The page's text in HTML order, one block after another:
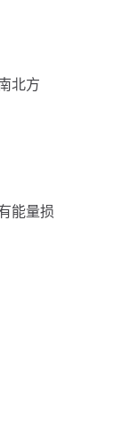
北方
能量损